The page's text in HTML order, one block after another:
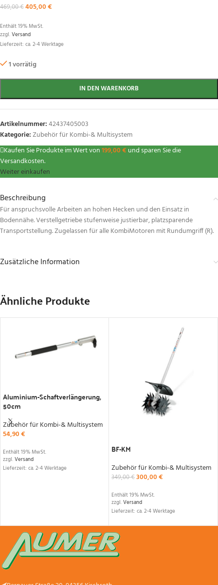
469,00€405,00€
Enthält 19% MwSt.
zzgl.Versand
Lieferzeit: ca. 2-4 Werktage
1 vorrätig
IN DEN WARENKORB
Artikelnummer:42437405003
Kategorie:Zubehör für Kombi-& Multisystem
Kaufen Sie Produkte im Wert von199,00€ und sparen Sie die
Versandkosten.
Weiter einkaufen
Beschreibung
Für anspruchsvolle Arbeiten an hohen Hecken und den Einsatz in
Bodennähe. Verstellgetriebe stufenweise justierbar, platzsparende
Transportstellung. Zugelassen für alle KombiMotoren mit Rundumgriff (R).
Zusätzliche Information
Ähnliche Produkte
Aluminium-Schaftverlängerung,
50cm
Zubehör für Kombi-& Multisystem
54,90€
Enthält 19% MwSt.
zzgl.Versand
Lieferzeit: ca. 2-4 Werktage
BF-KM
Zubehör für Kombi-& Multisystem
349,00€300,00€
Enthält 19% MwSt.
zzgl.Versand
Lieferzeit: ca. 2-4 Werktage